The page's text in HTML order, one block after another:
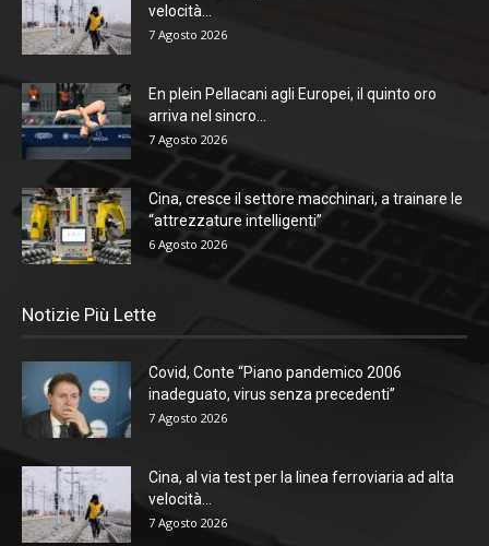
velocità...
7 Agosto 2026
En plein Pellacani agli Europei, il quinto oro
arriva nel sincro...
7 Agosto 2026
Cina, cresce il settore macchinari, a trainare le
“attrezzature intelligenti”
6 Agosto 2026
Notizie Più Lette
Covid, Conte “Piano pandemico 2006
inadeguato, virus senza precedenti”
7 Agosto 2026
Cina, al via test per la linea ferroviaria ad alta
velocità...
7 Agosto 2026